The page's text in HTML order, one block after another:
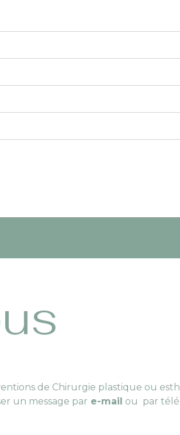
de Chirurgie plastique ou
un message par e-mail ou par